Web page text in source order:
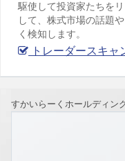
駆使して投資家たちを
して、株式市場の話題
く検知します。
トレーダースキャ
すかいらーくホールディン